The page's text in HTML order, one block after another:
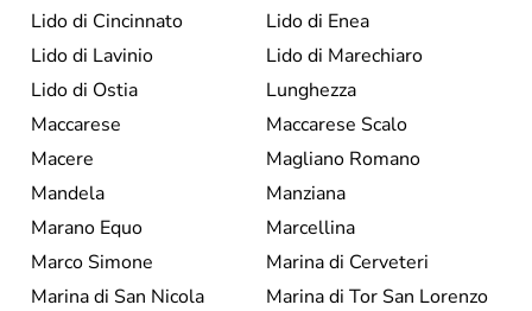
Lido di Cincinnato
Lido di Enea
Lido di Lavinio
Lido di Marechiaro
Lido di Ostia
Lunghezza
Maccarese
Maccarese Scalo
Macere
Magliano Romano
Mandela
Manziana
Marano Equo
Marcellina
Marco Simone
Marina di Cerveteri
Marina di San Nicola
Marina di Tor San Lorenzo